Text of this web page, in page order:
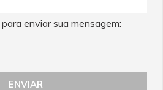
enviar sua mensagem: